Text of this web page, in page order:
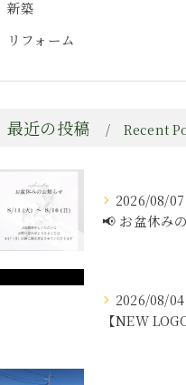
新築
リフォーム
最近の投稿 Recent
2026/08/07
📢 お盆休み
2026/08/04
【NEW